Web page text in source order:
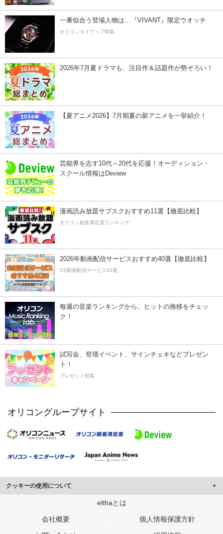
一番似合う登場人物は…『VIVANT』限定ウオッチ
オリコンタイアップ特集
2026年7月夏ドラマも、注目作＆話題作が勢ぞろい！
【夏アニメ2026】7月期夏の新アニメを一挙紹介！
芸能界を志す10代～20代を応援！オーディション・
スクール情報はDeview
漫画読み放題サブスクおすすめ11選【徹底比較】
オリコン顧客満足度ランキング
2026年動画配信サービスおすすめ40選【徹底比較】
CS動画配信サービス20選
毎週の音楽ランキングから、ヒットの推移をチェッ
ク！
試写会、登壇イベント、サインチェキなどプレゼン
ト！
プレゼント特集
オリコングループサイト
クッキーの使用について
このサイトでは Cookie を使用して、ユーザーに合わせたコンテンツや広告の
行っています。
elthaとは
会社概要 個人情報保護方針